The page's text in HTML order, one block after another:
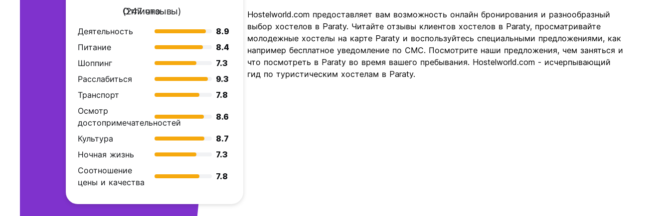
Отлично
(247 отзывы)
Деятельность
8.9
Питание
8.4
Шоппинг
7.3
Расслабиться
9.3
Транспорт
7.8
Осмотр
достопримечательностей
8.6
Культура
8.7
Ночная жизнь
7.3
Соотношение
цены и качества
7.8
Hostelworld.com предоставляет вам возможность онлайн бронирования и разнообразный
выбор хостелов в Paraty. Читайте отзывы клиентов хостелов в Paraty, просматривайте
молодежные хостелы на карте Paraty и воспользуйтесь специальными предложениями, как
например бесплатное уведомление по СМС. Посмотрите наши предложения, чем заняться и
что посмотреть в Paraty во время вашего пребывания. Hostelworld.com - исчерпывающий
гид по туристическим хостелам в Paraty.